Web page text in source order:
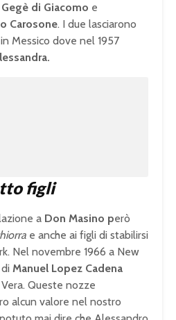
Gegè di Giacomo e
Carosone. I due lasciarono
Messico dove nel 1957
figli
a Don Masino però
e anche ai figli di stabilirsi
Nel novembre 1966 a New
Manuel Lopez Cadena
Queste nozze
alcun valore nel nostro